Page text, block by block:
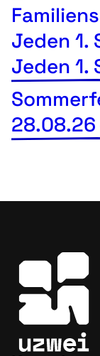
Jeden 1.
Jeden 1.
28.08.26